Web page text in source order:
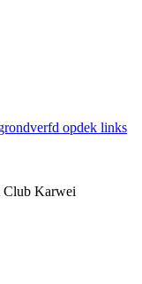
opdek links
Club Karwei